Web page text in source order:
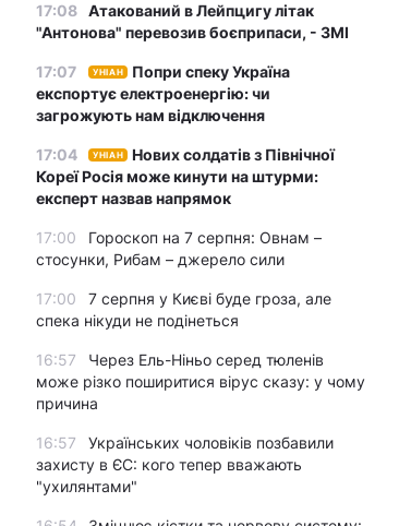
17:08 Атакований в Лейпцигу літак
"Антонова" перевозив боєприпаси, - ЗМІ
17:07 УНІАН
Попри спеку Україна
експортує електроенергію: чи
загрожують нам відключення
17:04 УНІАН
Нових солдатів з Північної
Кореї Росія може кинути на штурми:
експерт назвав напрямок
17:00
Гороскоп на 7 серпня: Овнам –
стосунки, Рибам – джерело сили
17:00
7 серпня у Києві буде гроза, але
спека нікуди не подінеться
16:57
Через Ель-Ніньо серед тюленів
може різко поширитися вірус сказу: у чому
причина
16:57
Українських чоловіків позбавили
захисту в ЄС: кого тепер вважають
"ухилянтами"